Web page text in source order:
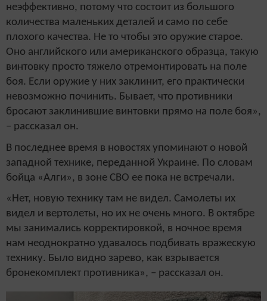
неэффективно, потому что состоит из большого
количества маленьких деталей и само по себе
плохого качества. Не то чтобы это оружие старое.
Оно английского или американского образца, такую
винтовку просто тяжело отремонтировать на поле
боя. Если оружие у них заклинит, его практически
невозможно починить. Бывает, что противники
бросают заклинившие винтовки прямо на поле боя»,
– рассказал он.
В последнее время в новостях упоминают о новой
западной технике, переданной Украине. По словам
бойца «Алги», в зоне СВО ее пока не встречали.
«Нет, новую технику там не видел. Самолеты их
видел и вертолеты, но их не очень много. В октябре
мы занимались корректировкой, в ночное время
нам неоднократно удавалось подбивать вражескую
технику. Было видно зарево, как взрывается
бронекомплект противника», – рассказал он.